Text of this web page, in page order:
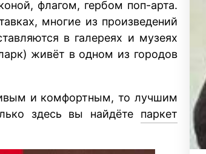
флагом, гербом поп-арта.
многие из произведений
в галереях и музеях
живёт в одном из городов
и комфортным, то лучшим
здесь вы найдёте паркет